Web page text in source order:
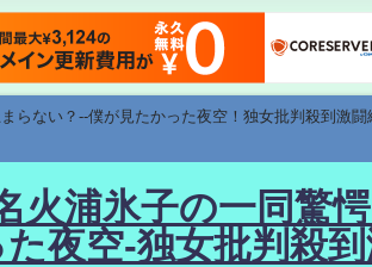
ない？--僕が見たかった夜空！独女批判殺到激
浦氷子の一同驚
夜空-独女批判殺